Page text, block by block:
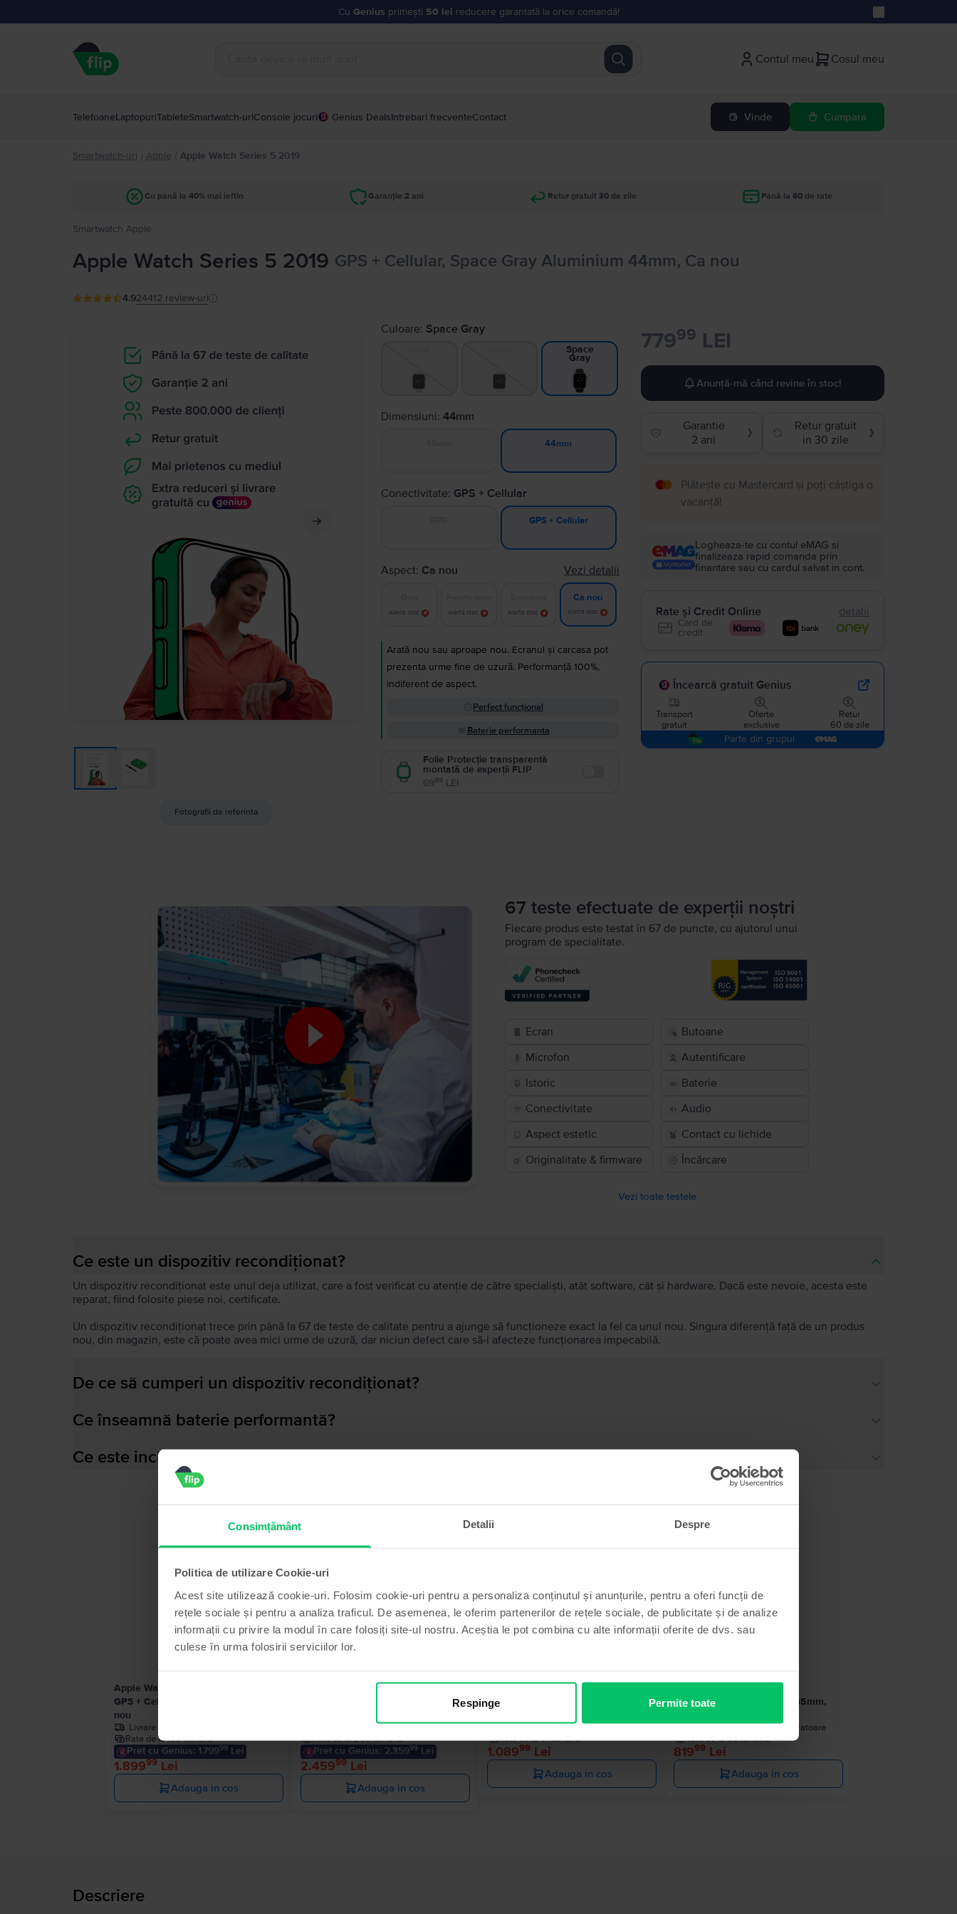
Consimțământ Detalii Despre
Politica de utilizare Cookie-uri
Acest site utilizează cookie-uri. Folosim cookie-uri pentru a personaliza conținutul și anunțurile, pentru a oferi funcții de
rețele sociale și pentru a analiza traficul. De asemenea, le oferim partenerilor de rețele sociale, de publicitate și de analize
informații cu privire la modul în care folosiți site-ul nostru. Aceștia le pot combina cu alte informații oferite de dvs. sau
culese în urma folosirii serviciilor lor.
Respinge Permite toate
Cu Genius primești 50 lei reducere garantată la orice comandă!
Contul meu Cosul meu
TelefoaneLaptopuriTableteSmartwatch-uriConsole jocuri Genius DealsIntrebari frecventeContact Vinde Cumpara
Smartwatch-uri / Apple / Apple Watch Series 5 2019
Cu până la 40% mai ieftin Garanție 2 ani Retur gratuit 30 de zile Până la 60 de rate
Smartwatch Apple
Apple Watch Series 5 2019 GPS + Cellular, Space Gray Aluminium 44mm, Ca nou
4.924412 review-uri
Fotografii de referinta
Culoare: Space Gray
Space
Gray
Dimensiuni:44mm
44mm
Conectivitate: GPS + Cellular
GPS + Cellular
Aspect: Ca nou Vezi detalii
Alertă stoc Alertă stoc Alertă stoc
Ca nou
Alertă stoc
Arată nou sau aproape nou. Ecranul și carcasa pot
prezenta urme fine de uzură. Performanță 100%,
indiferent de aspect.
Perfect funcțional
Baterie performanta
Folie Protecție transparentă
montată de experții FLIP
6999 LEI
77999 LEI
Anunță-mă când revine în stoc!
Garantie
2 ani
❯
Retur gratuit
in 30 zile
❯
Plătește cu Mastercard și poți câștiga o
vacanță!
Logheaza-te cu contul eMAG si
finalizeaza rapid comanda prin
finantare sau cu cardul salvat in cont.
Rate și Credit Online detalii
Card de
credit
Încearcă gratuit Genius
Transport
gratuit
Oferte
exclusive
Retur
60 de zile
Parte din grupul
67 teste efectuate de experții noștri
Fiecare produs este testat în 67 de puncte, cu ajutorul unui
program de specialitate.
Ecran
Butoane
Microfon
Autentificare
Istoric
Baterie
Conectivitate
Audio
Aspect estetic
Contact cu lichide
Originalitate & firmware
Încărcare
Vezi toate testele
Ce este un dispozitiv recondiționat?
Un dispozitiv recondiționat este unul deja utilizat, care a fost verificat cu atenție de către specialiști, atât software, cât și hardware. Dacă este nevoie, acesta este
reparat, fiind folosite piese noi, certificate.
Un dispozitiv recondiționat trece prin până la 67 de teste de calitate pentru a ajunge să funcționeze exact la fel ca unul nou. Singura diferență față de un produs
nou, din magazin, este că poate avea mici urme de uzură, dar niciun defect care să-i afecteze funcționarea impecabilă.
De ce să cumperi un dispozitiv recondiționat?
Ce înseamnă baterie performantă?
Ce este inclus în cutia dispozitivului?
Apple Watch Ultra 2022
GPS + Cellular, Titanium 49mm, Ca
nou
Livrare estimata:
Rate de la 158 lei/luna
Pret cu Genius: 1.79999Lei
1.89999Lei
Adauga in cos
Apple Watch Ultra 2 2023
GPS + Cellular, Titanium 49mm, Ca
Livrare estimata:1-2 zile lucratoare
Rate de la 205 lei/luna
Pret cu Genius: 2.35999Lei
2.45999Lei
Adauga in cos
Apple Watch Series 9 2023
GPS, Midnight Aluminium 45mm,
Livrare estimata:1-2 zile lucratoare
Rate de la 91 lei/luna
1.08999 Lei
Adauga in cos
Apple Watch Series 8 2022
GPS, Midnight Aluminium 45mm,
Livrare estimata:1-2 zile lucratoare
Rate de la 68 lei/luna
81999 Lei
Adauga in cos
Descriere